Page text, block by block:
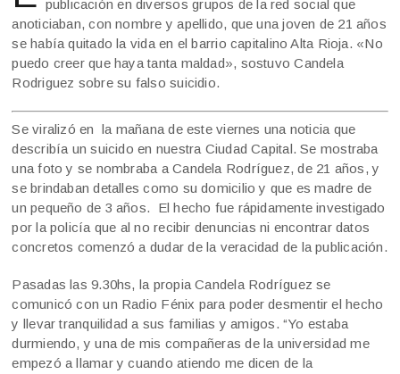
publicación en diversos grupos de la red social que
anoticiaban, con nombre y apellido, que una joven de 21 años
se había quitado la vida en el barrio capitalino Alta Rioja. «No
puedo creer que haya tanta maldad», sostuvo Candela
Rodriguez sobre su falso suicidio.
Se viralizó en la mañana de este viernes una noticia que
describía un suicido en nuestra Ciudad Capital. Se mostraba
una foto y se nombraba a Candela Rodríguez, de 21 años, y
se brindaban detalles como su domicilio y que es madre de
un pequeño de 3 años. El hecho fue rápidamente investigado
por la policía que al no recibir denuncias ni encontrar datos
concretos comenzó a dudar de la veracidad de la publicación.
Pasadas las 9.30hs, la propia Candela Rodríguez se
comunicó con un Radio Fénix para poder desmentir el hecho
y llevar tranquilidad a sus familias y amigos. “Yo estaba
durmiendo, y una de mis compañeras de la universidad me
empezó a llamar y cuando atiendo me dicen de la